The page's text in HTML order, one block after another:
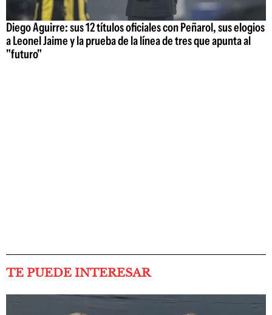
Diego Aguirre: sus 12 títulos oficiales con Peñarol, sus elogios
a Leonel Jaime y la prueba de la línea de tres que apunta al
"futuro"
TE PUEDE INTERESAR